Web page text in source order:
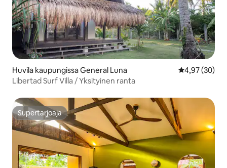
Huvila kaupungissa General Luna
4,97 (30)
Libertad Surf Villa / Yksityinen ranta
Supertarjoaja
Supertarjoaja